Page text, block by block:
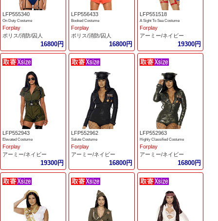
LFP555340
On Duty Costume
Forplay
ポリス/消防/囚人
16800円
LFP556433
Booked Costume
Forplay
ポリス/消防/囚人
16800円
LFP551518
A Sight To Sea Costume
Forplay
アーミー/ネイビー
19300円
LFP552943
Elevated Costume
Forplay
アーミー/ネイビー
19300円
LFP552962
Salute Costume
Forplay
アーミー/ネイビー
16800円
LFP552963
Highly Classified Costume
Forplay
アーミー/ネイビー
16800円